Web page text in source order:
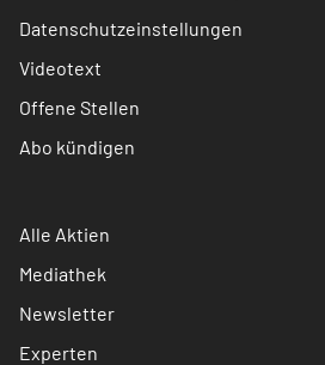
Datenschutzeinstellungen
Videotext
Offene Stellen
Abo kündigen
Alle Aktien
Mediathek
Newsletter
Experten